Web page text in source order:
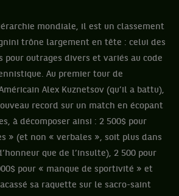
mondiale, il est un classement
trône largement en tête : celui des
pour outrages divers et variés au code
Au premier tour de
Alex Kuznetsov (qu’il a battu),
record sur un match en écopant
à décomposer ainsi : 2 500$ pour
» (et non « verbales », soit plus dans
que de l’insulte), 2 500 pour
pour « manque de sportivité » et
sa raquette sur le sacro-saint